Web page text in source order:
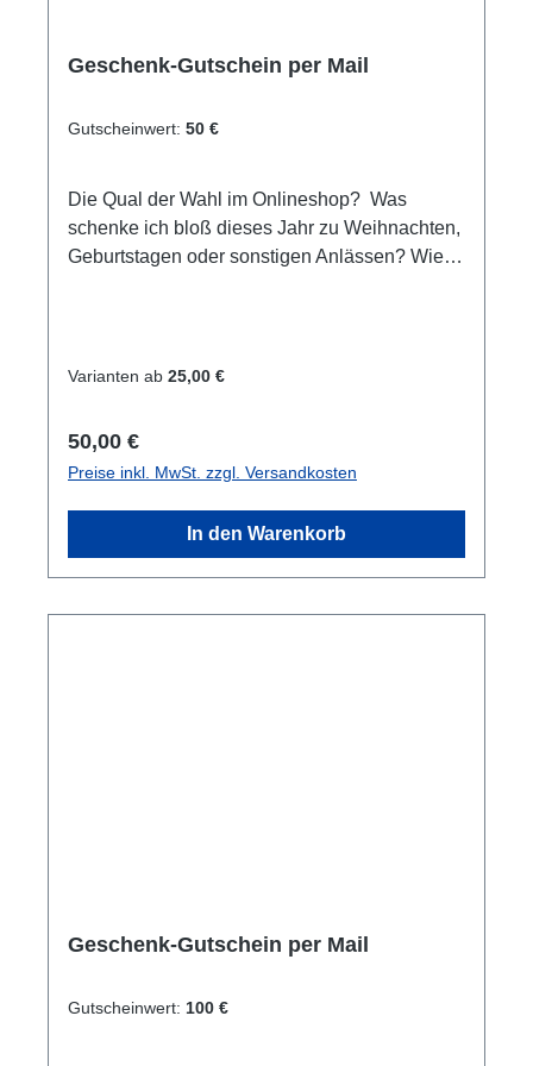
Geschenk-Gutschein per Mail
Gutscheinwert: 50 €
Die Qual der Wahl im Onlineshop? Was
schenke ich bloß dieses Jahr zu Weihnachten,
Geburtstagen oder sonstigen Anlässen? Wie
Schnuppertauchen, Tauchkurs oder
Auswahl? In einem Beratungsgespräch helfen
wir gerne weiter.Gutschein wird per E-Mail
gesondert versendet. Wir erstellen diese
persönlich. Einlösbar im Online-Shop und
Varianten ab 25,00 €
Regulärer Preis:
50,00 €
Preise inkl. MwSt. zzgl. Versandkosten
In den Warenkorb
Geschenk-Gutschein per Mail
Gutscheinwert: 100 €